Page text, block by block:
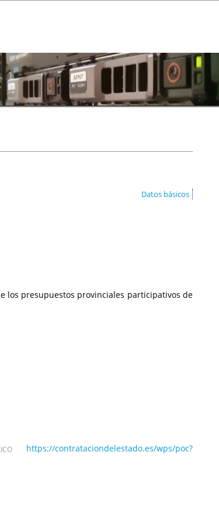
Datos básicos
los presupuestos provinciales participativos de
https://contrataciondelestado.es/wps/poc?